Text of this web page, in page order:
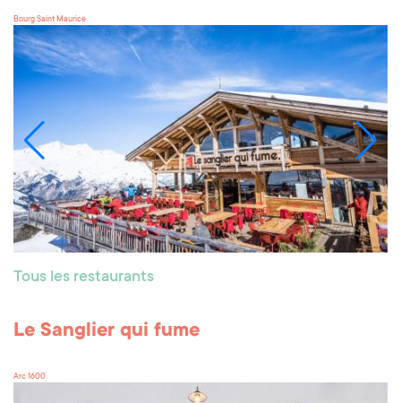
Bourg Saint Maurice
Tous les restaurants
Le Sanglier qui fume
Arc 1600